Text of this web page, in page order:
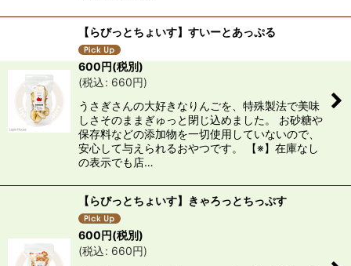
【らびっとちょいす】すいーとあっぷる
600円(税別)
(税込: 660円)
うさぎさんの大好きなりんごを、特殊製法で美味
しさそのままぎゅっと閉じ込めました。 お砂糖や
保存料などの添加物を一切使用していないので、
安心して与えられるおやつです。 【※】在庫なし
の表示でも店…
【らびっとちょいす】きゃろっとちっぷす
600円(税別)
(税込: 660円)